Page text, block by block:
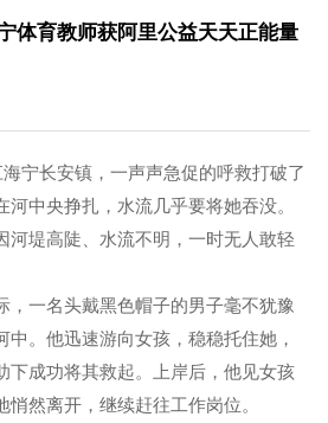
体育教师获阿里公益天天正能量
宁长安镇，一声声急促的呼救打破了
中央挣扎，水流几乎要将她吞没。
河堤高陡、水流不明，一时无人敢轻
，一名头戴黑色帽子的男子毫不犹豫
。他迅速游向女孩，稳稳托住她，
下成功将其救起。上岸后，他见女孩
然离开，继续赶往工作岗位。